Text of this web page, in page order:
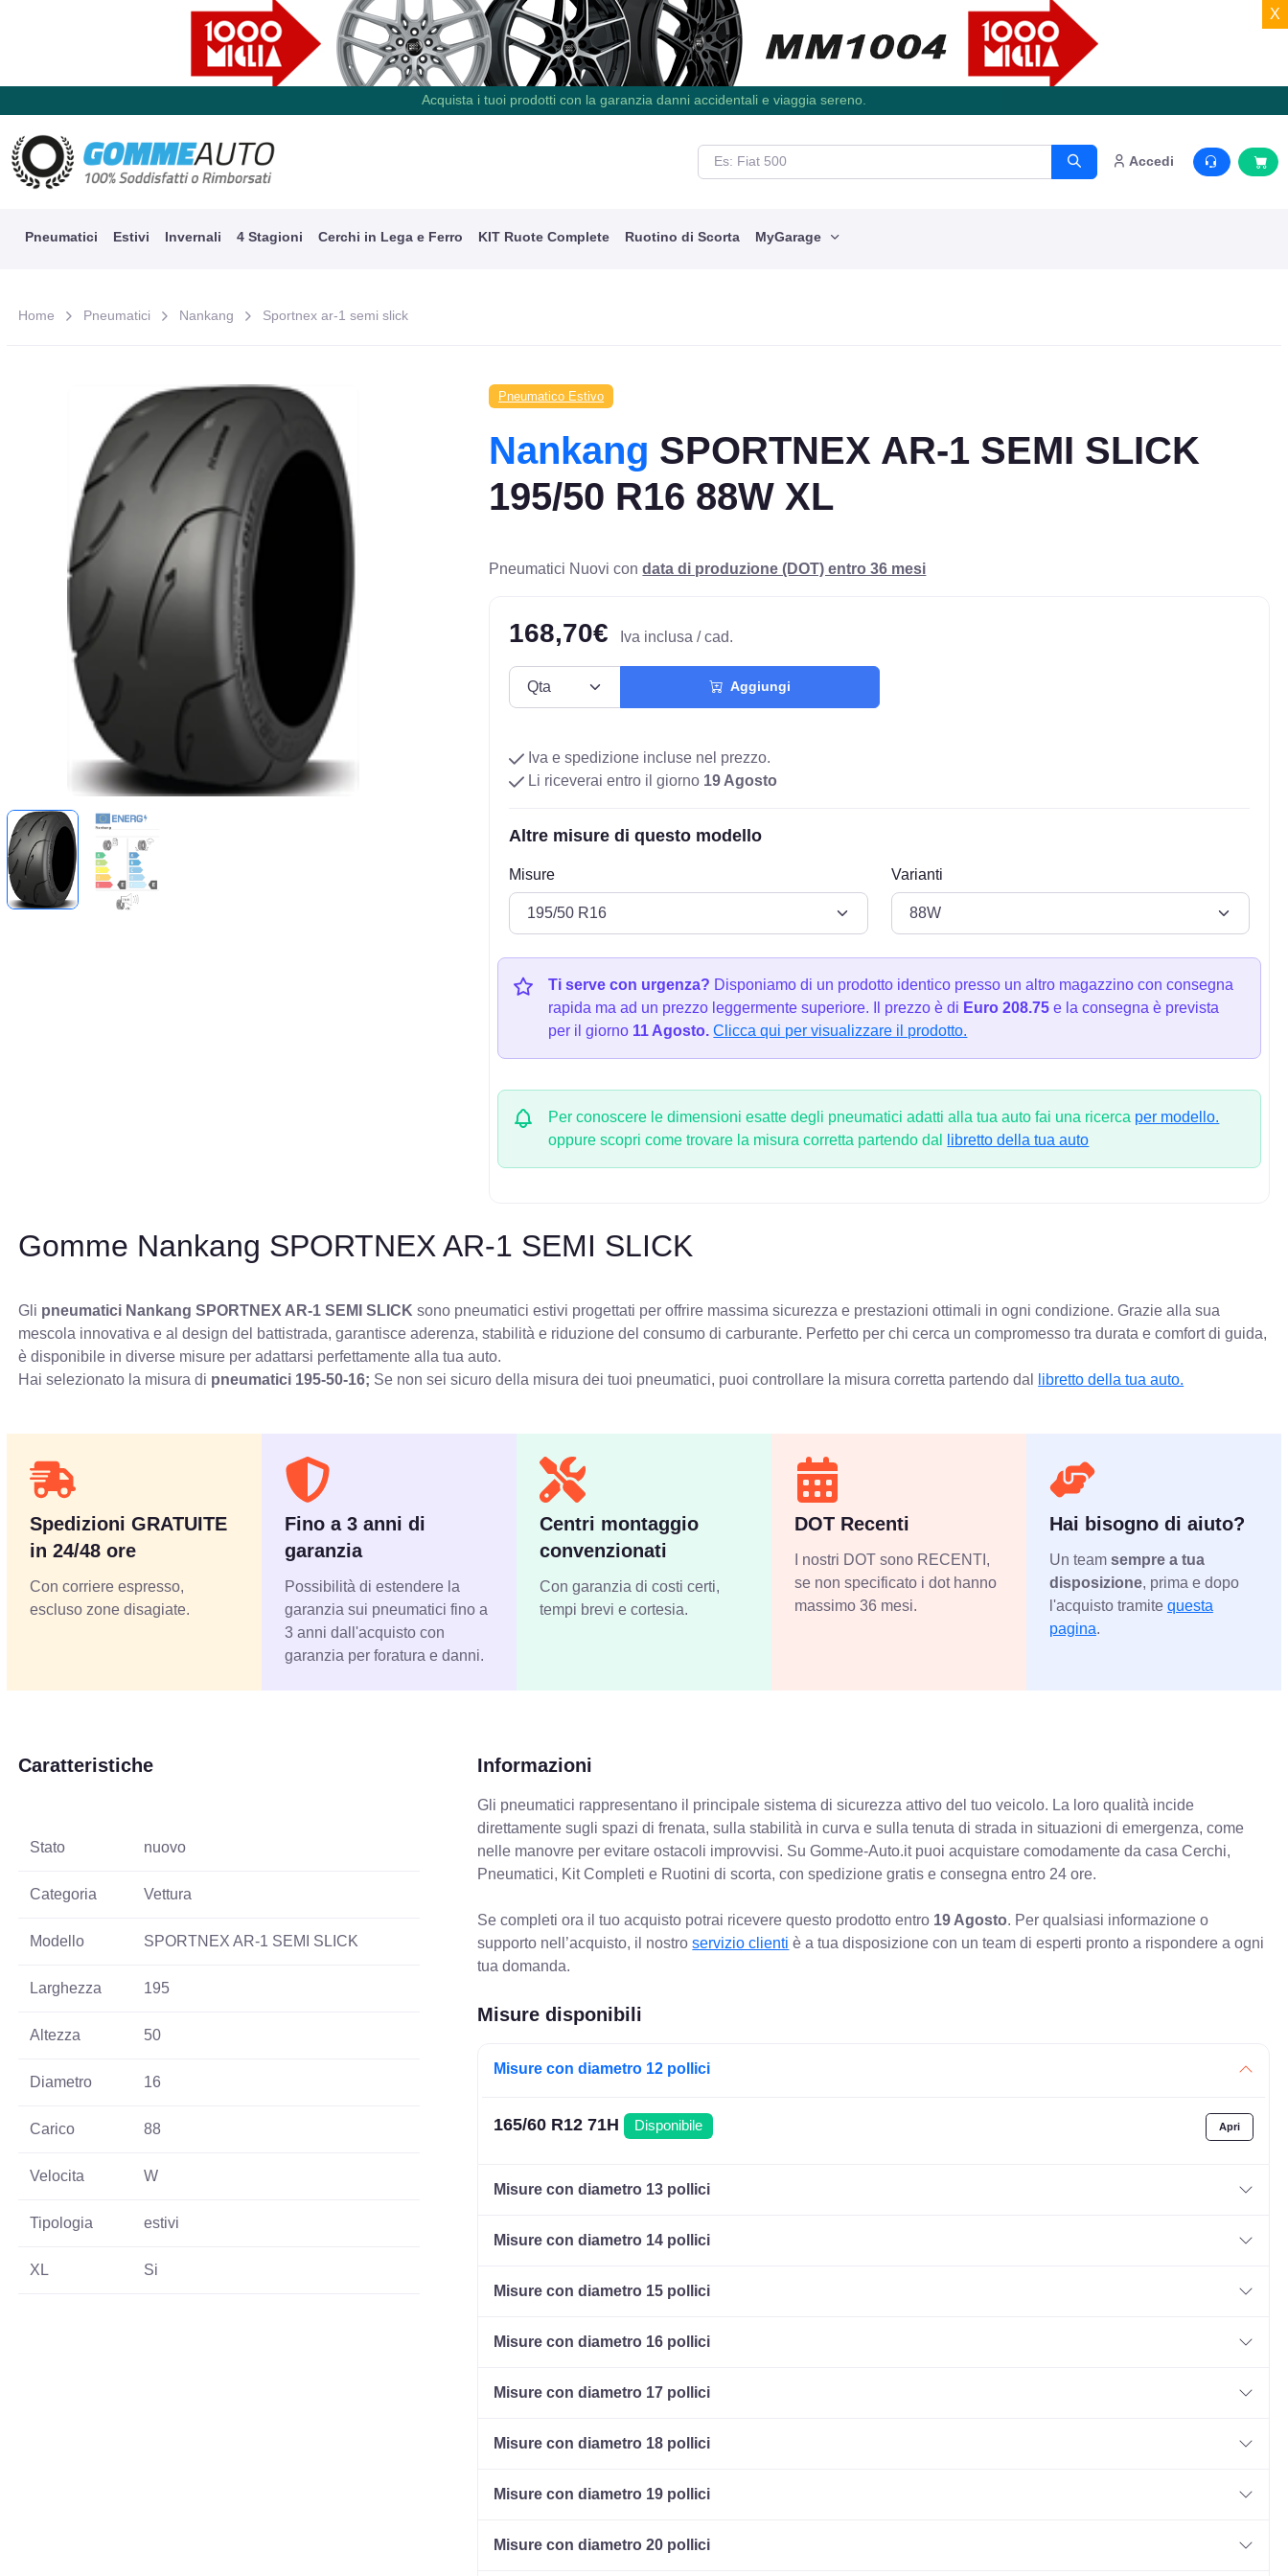
X
Acquista i tuoi prodotti con la garanzia danni accidentali e viaggia sereno.
Accedi
Pneumatici Estivi Invernali 4 Stagioni Cerchi in Lega e Ferro KIT Ruote Complete Ruotino di Scorta MyGarage
Home Pneumatici Nankang Sportnex ar-1 semi slick
Pneumatico Estivo
Nankang SPORTNEX AR-1 SEMI SLICK
195/50 R16 88W XL
Pneumatici Nuovi condata di produzione (DOT) entro 36 mesi
168,70€ Iva inclusa / cad.
Aggiungi
Iva e spedizione incluse nel prezzo.
Li riceverai entro il giorno 19 Agosto
Altre misure di questo modello
Misure Varianti
Ti serve con urgenza? Disponiamo di un prodotto identico presso un altro magazzino con consegna
rapida ma ad un prezzo leggermente superiore. Il prezzo è di Euro 208.75 e la consegna è prevista
per il giorno 11 Agosto. Clicca qui per visualizzare il prodotto.
Per conoscere le dimensioni esatte degli pneumatici adatti alla tua auto fai una ricerca per modello.
oppure scopri come trovare la misura corretta partendo dal
libretto della tua auto
Gomme Nankang SPORTNEX AR-1 SEMI SLICK
Gli pneumatici Nankang SPORTNEX AR-1 SEMI SLICK sono pneumatici estivi progettati per offrire massima sicurezza e prestazioni ottimali in ogni condizione. Grazie alla sua
mescola innovativa e al design del battistrada, garantisce aderenza, stabilità e riduzione del consumo di carburante. Perfetto per chi cerca un compromesso tra durata e comfort di guida,
è disponibile in diverse misure per adattarsi perfettamente alla tua auto.
Hai selezionato la misura di pneumatici 195-50-16; Se non sei sicuro della misura dei tuoi pneumatici, puoi controllare la misura corretta partendo dal libretto della tua auto.
Spedizioni GRATUITE
in 24/48 ore
Con corriere espresso,
escluso zone disagiate.
Fino a 3 anni di
garanzia
Possibilità di estendere la
garanzia sui pneumatici fino a
3 anni dall'acquisto con
garanzia per foratura e danni.
Centri montaggio
convenzionati
Con garanzia di costi certi,
tempi brevi e cortesia.
DOT Recenti
I nostri DOT sono RECENTI,
se non specificato i dot hanno
massimo 36 mesi.
Hai bisogno di aiuto?
Un team sempre a tua
disposizione, prima e dopo
l'acquisto tramite questa
pagina.
Caratteristiche
Stato nuovo
Categoria Vettura
Modello SPORTNEX AR-1 SEMI SLICK
Larghezza 195
Altezza 50
Diametro 16
Carico 88
Velocita W
Tipologia estivi
XL Si
Informazioni
Gli pneumatici rappresentano il principale sistema di sicurezza attivo del tuo veicolo. La loro qualità incide
direttamente sugli spazi di frenata, sulla stabilità in curva e sulla tenuta di strada in situazioni di emergenza, come
nelle manovre per evitare ostacoli improvvisi. Su Gomme-Auto.it puoi acquistare comodamente da casa Cerchi,
Pneumatici, Kit Completi e Ruotini di scorta, con spedizione gratis e consegna entro 24 ore.
Se completi ora il tuo acquisto potrai ricevere questo prodotto entro 19 Agosto. Per qualsiasi informazione o
supporto nell’acquisto, il nostroservizio clienti è a tua disposizione con un team di esperti pronto a rispondere a ogni
tua domanda.
Misure disponibili
Misure con diametro 12 pollici
165/60 R12 71H Disponibile
Misure con diametro 13 pollici
Misure con diametro 14 pollici
Misure con diametro 15 pollici
Misure con diametro 16 pollici
Misure con diametro 17 pollici
Misure con diametro 18 pollici
Misure con diametro 19 pollici
Misure con diametro 20 pollici